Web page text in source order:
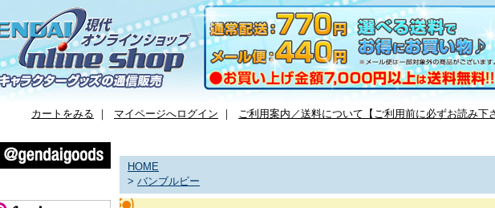
カートをみる ｜ マイページへログイン ｜ ご利用案内／送料について【ご利用前に必ずお読み下
HOME
> バンブルビー